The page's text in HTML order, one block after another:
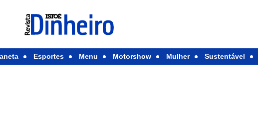
Esportes Menu Motorshow Mulher Sustentável